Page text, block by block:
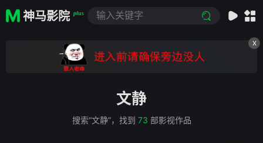
神马影院 plus
X
文静
搜索“文静”，找到 73 部影视作品